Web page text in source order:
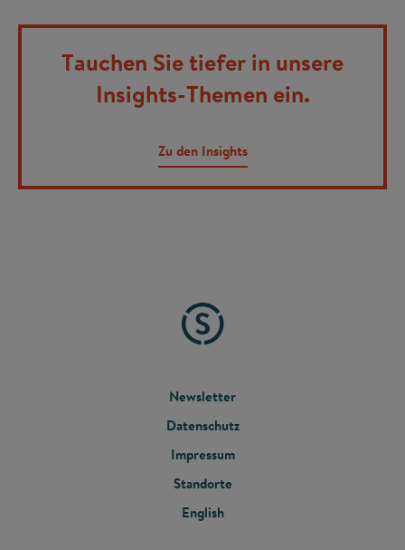
Tauchen Sie tiefer in unsere
Insights-Themen ein.
Zu den Insights
FOOTER
MENU
Newsletter
Datenschutz
Impressum
Standorte
English